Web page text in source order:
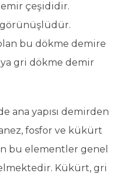
çeşididir.
görünüşlüdür.
bu dökme demire
gri dökme demir
ana yapısı demirden
fosfor ve kükürt
bu elementler genel
Kükürt, gri